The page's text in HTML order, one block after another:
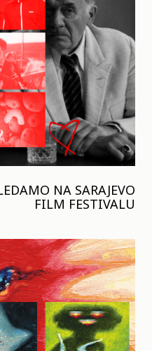
NA SARAJEVO
FILM FESTIVALU